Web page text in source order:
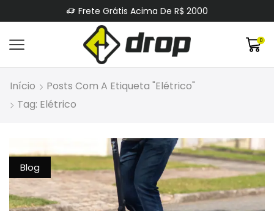
Frete Grátis Acima De R$ 2000
0
Início
Posts Com A Etiqueta "elétrico"
Tag: Elétrico
Blog